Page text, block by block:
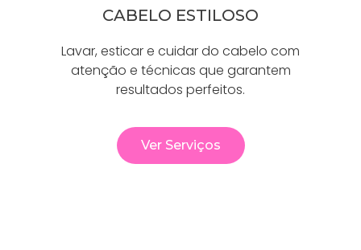
CABELO ESTILOSO
Lavar, esticar e cuidar do cabelo com
atenção e técnicas que garantem
resultados perfeitos.
Ver Serviços